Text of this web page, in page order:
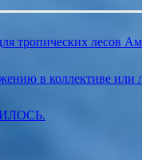
тропических лесов
в коллективе